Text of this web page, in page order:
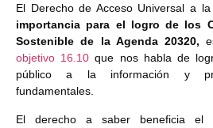
El Derecho de Acceso Universal a la
importancia para el logro de los
Sostenible de la Agenda 20320,
objetivo 16.10 que nos habla de
público a la información y
fundamentales.
El derecho a saber beneficia el